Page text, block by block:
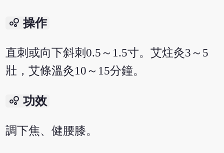
bubble_chart 操作
直刺或向下斜刺0.5～1.5寸。艾炷灸3～5
壯，艾條溫灸10～15分鐘。
bubble_chart 功效
調下焦、健腰膝。